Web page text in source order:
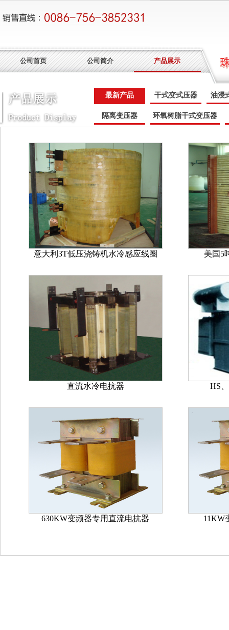
公司首页 公司简介 产品展示
最新产品 干式变式压器 油浸
隔离变压器 环氧树脂干式变压器
意大利3T低压浇铸机水冷感应线圈 美国5
直流水冷电抗器 HS
630KW变频器专用直流电抗器 11KW